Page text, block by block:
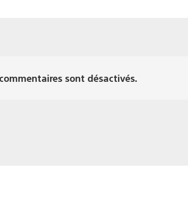
sont désactivés.